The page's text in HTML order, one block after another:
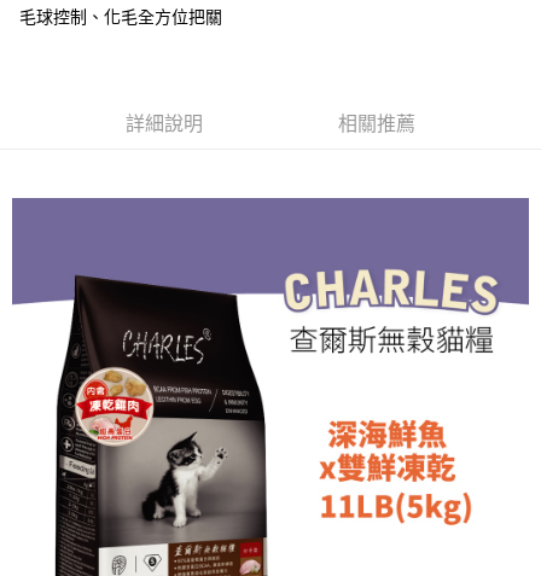
毛球控制、化毛全方位把關
詳細說明 相關推薦